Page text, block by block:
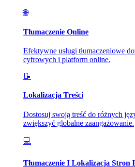
🌐
Tłumaczenie Online
Efektywne usługi tłumaczeniowe
cyfrowych i platform online.
📝
Lokalizacja Treści
Dostosuj swoją treść do różnych
zwiększyć globalne zaangażowanie.
💻
Tłumaczenie I Lokalizacja Stron